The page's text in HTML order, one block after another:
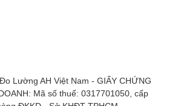
ẩm giấy, máy đo độ ẩm vải, máy
cây
Lường AH Việt Nam - GIẤY CHỨNG
Mã số thuế: 0317701050, cấp